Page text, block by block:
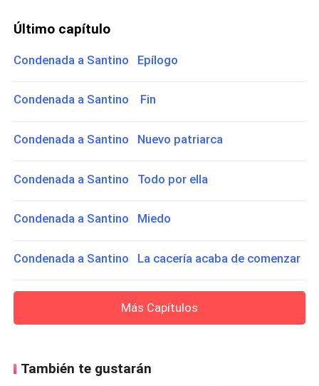
Último capítulo
Condenada a Santino Epílogo
Condenada a Santino Fin
Condenada a Santino Nuevo patriarca
Condenada a Santino Todo por ella
Condenada a Santino Miedo
Condenada a Santino La cacería acaba de comenzar
Más Capítulos
También te gustarán